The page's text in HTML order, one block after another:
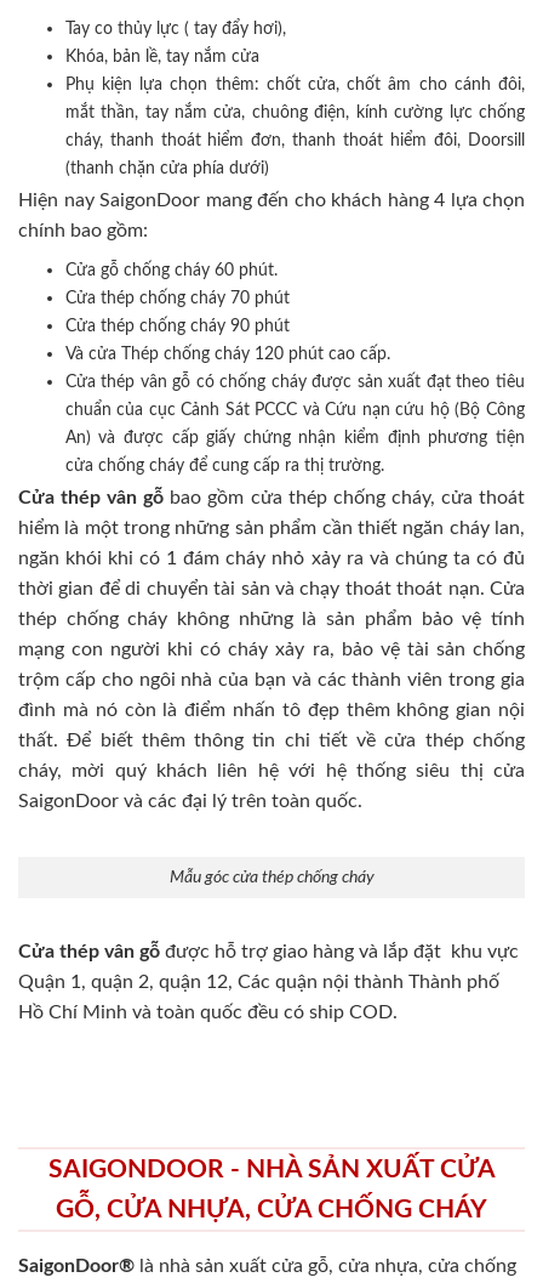
Tay co thủy lực ( tay đẩy hơi),
Khóa, bản lề, tay nắm cửa
Phụ kiện lựa chọn thêm: chốt cửa, chốt âm cho cánh đôi,
mắt thần, tay nắm cửa, chuông điện, kính cường lực chống
cháy, thanh thoát hiểm đơn, thanh thoát hiểm đôi, Doorsill
(thanh chặn cửa phía dưới)
Hiện nay SaigonDoor mang đến cho khách hàng 4 lựa chọn
chính bao gồm:
Cửa gỗ chống cháy 60 phút.
Cửa thép chống cháy 70 phút
Cửa thép chống cháy 90 phút
Và cửa Thép chống cháy 120 phút cao cấp.
Cửa thép vân gỗ có chống cháy được sản xuất đạt theo tiêu
chuẩn của cục Cảnh Sát PCCC và Cứu nạn cứu hộ (Bộ Công
An) và được cấp giấy chứng nhận kiểm định phương tiện
cửa chống cháy để cung cấp ra thị trường.
Cửa thép vân gỗ bao gồm cửa thép chống cháy, cửa thoát
hiểm là một trong những sản phẩm cần thiết ngăn cháy lan,
ngăn khói khi có 1 đám cháy nhỏ xảy ra và chúng ta có đủ
thời gian để di chuyển tài sản và chạy thoát thoát nạn. Cửa
thép chống cháy không những là sản phẩm bảo vệ tính
mạng con người khi có cháy xảy ra, bảo vệ tài sản chống
trộm cấp cho ngôi nhà của bạn và các thành viên trong gia
đình mà nó còn là điểm nhấn tô đẹp thêm không gian nội
thất. Để biết thêm thông tin chi tiết về cửa thép chống
cháy, mời quý khách liên hệ với hệ thống siêu thị cửa
SaigonDoor và các đại lý trên toàn quốc.
Mẫu góc cửa thép chống cháy
Cửa thép vân gỗ được hỗ trợ giao hàng và lắp đặt khu vực
Quận 1, quận 2, quận 12, Các quận nội thành Thành phố
Hồ Chí Minh và toàn quốc đều có ship COD.
SAIGONDOOR - NHÀ SẢN XUẤT CỬA
GỖ, CỬA NHỰA, CỬA CHỐNG CHÁY
SaigonDoor® là nhà sản xuất cửa gỗ, cửa nhựa, cửa chống